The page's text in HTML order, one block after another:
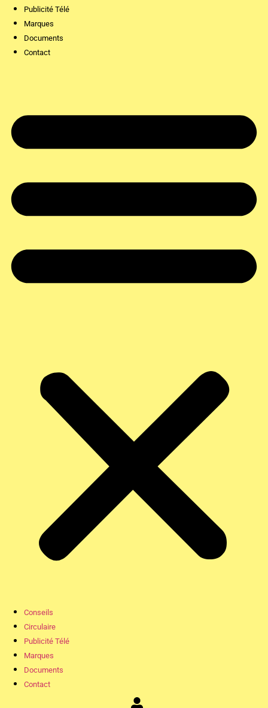
Publicité Télé
Marques
Documents
Contact
Conseils
Circulaire
Publicité Télé
Marques
Documents
Contact